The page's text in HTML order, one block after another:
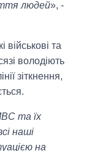
людей», -
військові та
володіють
зіткнення,
та їх
наші
на